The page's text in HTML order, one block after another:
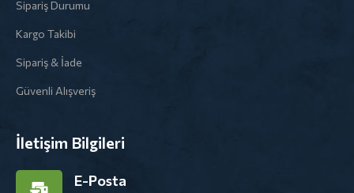
Sipariş Durumu
Kargo Takibi
Sipariş & İade
Güvenli Alışveriş
İletişim Bilgileri
E-Posta